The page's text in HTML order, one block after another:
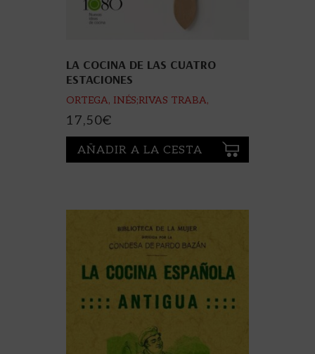
LA COCINA DE LAS CUATRO
ESTACIONES
ORTEGA, INÉS;RIVAS TRABA,
MARINA CAYETANA
17,50€
AÑADIR A LA CESTA